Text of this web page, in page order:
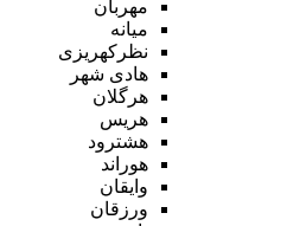
مهربان
میانه
نظرکهریزی
هادی شهر
هرگلان
هریس
هشترود
هوراند
وایقان
ورزقان